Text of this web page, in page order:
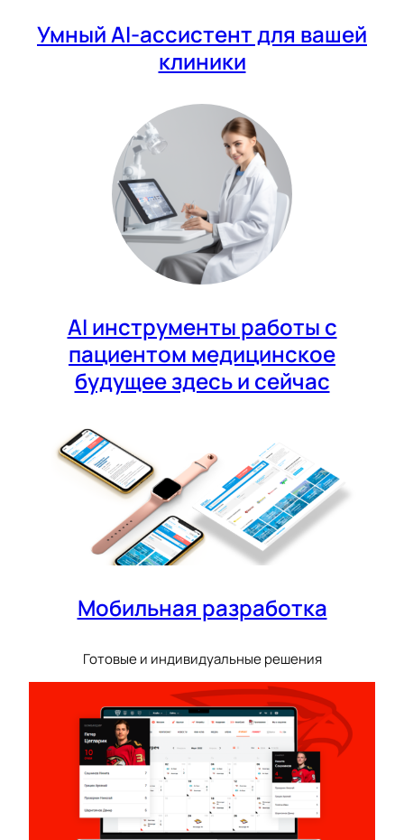
Умный AI-ассистент для вашей
клиники
AI инструменты работы с
пациентом медицинское
будущее здесь и сейчас
Мобильная разработка
Готовые и индивидуальные решения